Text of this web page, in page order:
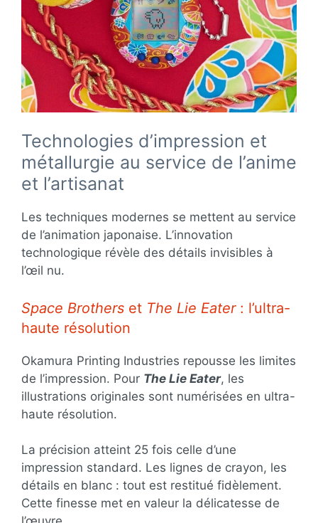
Technologies d’impression et
métallurgie au service de l’anime
et l’artisanat
Les techniques modernes se mettent au service
de l’animation japonaise. L’innovation
technologique révèle des détails invisibles à
l’œil nu.
Space Brothers et The Lie Eater: l’ultra-
haute résolution
Okamura Printing Industries repousse les limites
de l’impression. Pour The Lie Eater, les
illustrations originales sont numérisées en ultra-
haute résolution.
La précision atteint 25 fois celle d’une
impression standard. Les lignes de crayon, les
détails en blanc : tout est restitué fidèlement.
Cette finesse met en valeur la délicatesse de